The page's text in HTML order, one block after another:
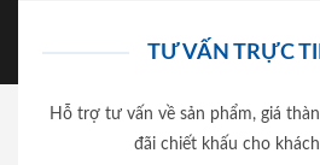
TƯ VẤN TRỰC
Hỗ trợ tư vấn về sản phẩm, giá
đãi chiết khấu cho